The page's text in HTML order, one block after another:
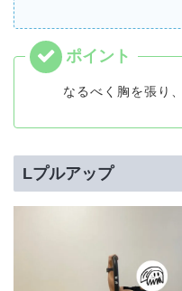
なるべく胸を張り
Lプルアップ